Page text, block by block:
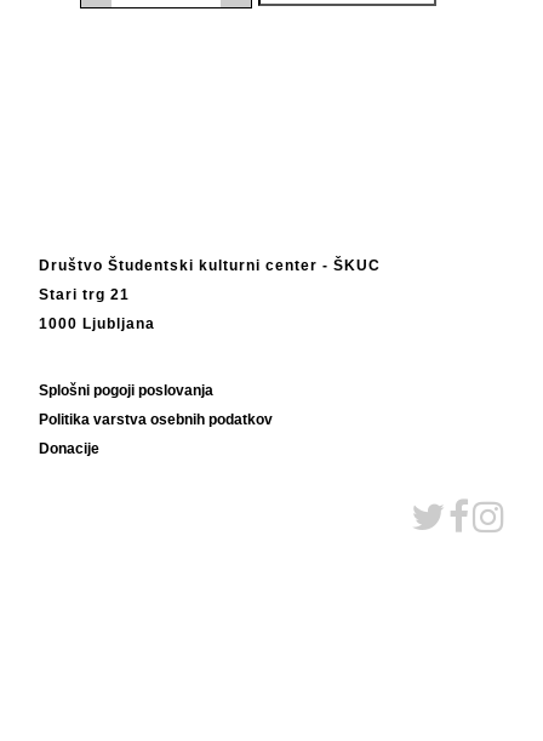
Društvo Študentski kulturni center - ŠKUC
Stari trg 21
1000 Ljubljana
Splošni pogoji poslovanja
Politika varstva osebnih podatkov
Donacije